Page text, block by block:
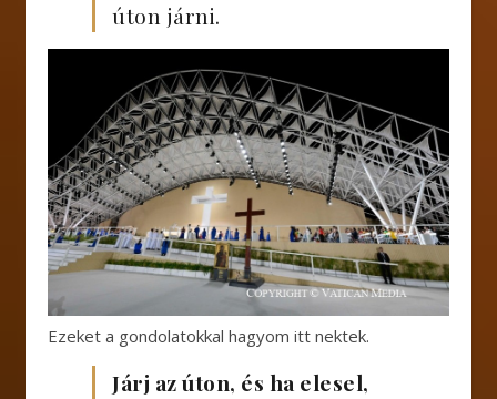
úton járni.
Ezeket a gondolatokkal hagyom itt nektek.
Járj az úton, és ha elesel,